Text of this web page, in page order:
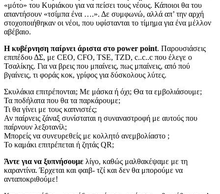
«μότο» του Κυριάκου για να πείσει τους νέους. Κάποιοι θα του
απαντήσουν «τσίμπα ένα ….». Δε συμφωνώ, αλλά απ’ την αρχή
στοχοποιήθηκαν οι νέοι, που υφίστανται το τίμημα για ένα μέλλον
αβέβαιο.
Η κυβέρνηση παίρνει άριστα στο power point. Παρουσιάσεις
επιπέδου ΔΣ, με CEO, CFO, TSE, TZD, c..c..c που έλεγε ο
Τσαλίκης. Για να βρεις που μπαίνεις, πως μπαίνεις, από πού
βγαίνεις, τι φοράς κοκ, γρίφος για δύσκολους λύτες.
Σκυλάκια επιτρέπονται; Με μάσκα ή όχι; Θα τα εμβολιάσουμε;
Τα ποδήλατα που θα τα παρκάρουμε;
Τι θα γίνει με τους καπνιστές;
Αν παίρνεις ζάναξ συνίσταται η συναναστροφή με αυτούς που
παίρνουν λεξοτανίλ;
Μπορείς να συνευρεθείς με κολλητό ανεμβολίαστο ;
Το καμάκι επιτρέπεται ή ζητάς QR;
Άντε για να ξυπνήσουμε λίγο, καθώς μαλθακέψαμε με τη
καραντίνα. Έρχεται και φαιβ- τζί και δεν θα μπορούμε να
ανταποκριθούμε!